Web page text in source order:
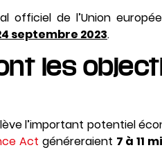
officiel de l’Union
septembre 2023.
les
l’important potentiel
Act généreraient 7 à 11